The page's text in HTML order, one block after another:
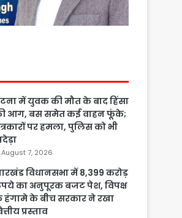
में युवक की मौत के बाद हिंसा
आग, बस समेत कई वाहन फूंके;
पर हमला, पुलिस को भी
August 7, 2026
विधानसभा में 8,399 करोड़
का अनुपूरक बजट पेश, विपक्ष
हंगामे के बीच सरकार ने रखा
प्रस्ताव